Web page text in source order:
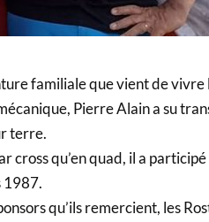
familiale que vient de
Pierre Alain a su
terre.
cross qu’en quad, il a
1987.
qu’ils remercient, les